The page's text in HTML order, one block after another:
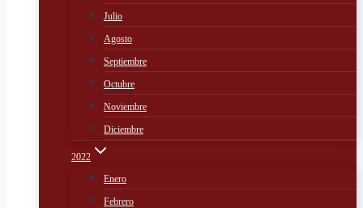
Julio
Agosto
Septiembre
Octubre
Noviembre
Diciembre
2022
Enero
Febrero